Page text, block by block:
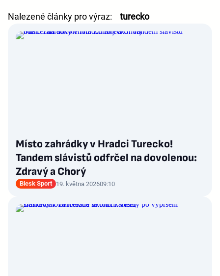
Nalezené články pro výraz: turecko
Místo zahrádky v Hradci Turecko!
Tandem slávistů odfrčel na dovolenou:
Zdravý a Chorý
Blesk Sport 19. května 202609:10